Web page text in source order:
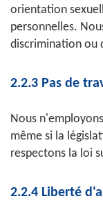
orientation
personnelles.
discrimination ou
2.2.3 Pas de
Nous
même si la
respectons la loi
2.2.4 Liberté